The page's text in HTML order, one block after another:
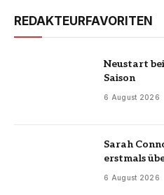
REDAKTEURFAVORITEN
Neustart
Saison
6 August 2026
Sarah
erstmals
6 August 2026